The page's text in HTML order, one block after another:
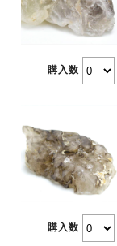
購入数
購入数